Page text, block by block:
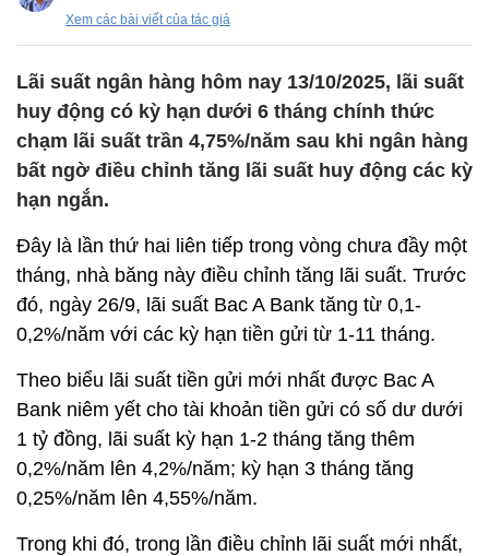
Xem các bài viết của tác giả
Lãi suất ngân hàng hôm nay 13/10/2025, lãi suất
huy động có kỳ hạn dưới 6 tháng chính thức
chạm lãi suất trần 4,75%/năm sau khi ngân hàng
bất ngờ điều chỉnh tăng lãi suất huy động các kỳ
hạn ngắn.
Đây là lần thứ hai liên tiếp trong vòng chưa đầy một
tháng, nhà băng này điều chỉnh tăng lãi suất. Trước
đó, ngày 26/9, lãi suất Bac A Bank tăng từ 0,1-
0,2%/năm với các kỳ hạn tiền gửi từ 1-11 tháng.
Theo biểu lãi suất tiền gửi mới nhất được Bac A
Bank niêm yết cho tài khoản tiền gửi có số dư dưới
1 tỷ đồng, lãi suất kỳ hạn 1-2 tháng tăng thêm
0,2%/năm lên 4,2%/năm; kỳ hạn 3 tháng tăng
0,25%/năm lên 4,55%/năm.
Trong khi đó, trong lần điều chỉnh lãi suất mới nhất,